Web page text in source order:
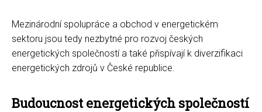
Mezinárodní spolupráce a obchod v energetickém
sektoru jsou tedy nezbytné pro rozvoj českých
energetických společností a také přispívají k diverzifikaci
energetických zdrojů v České republice.
Budoucnost energetických společností